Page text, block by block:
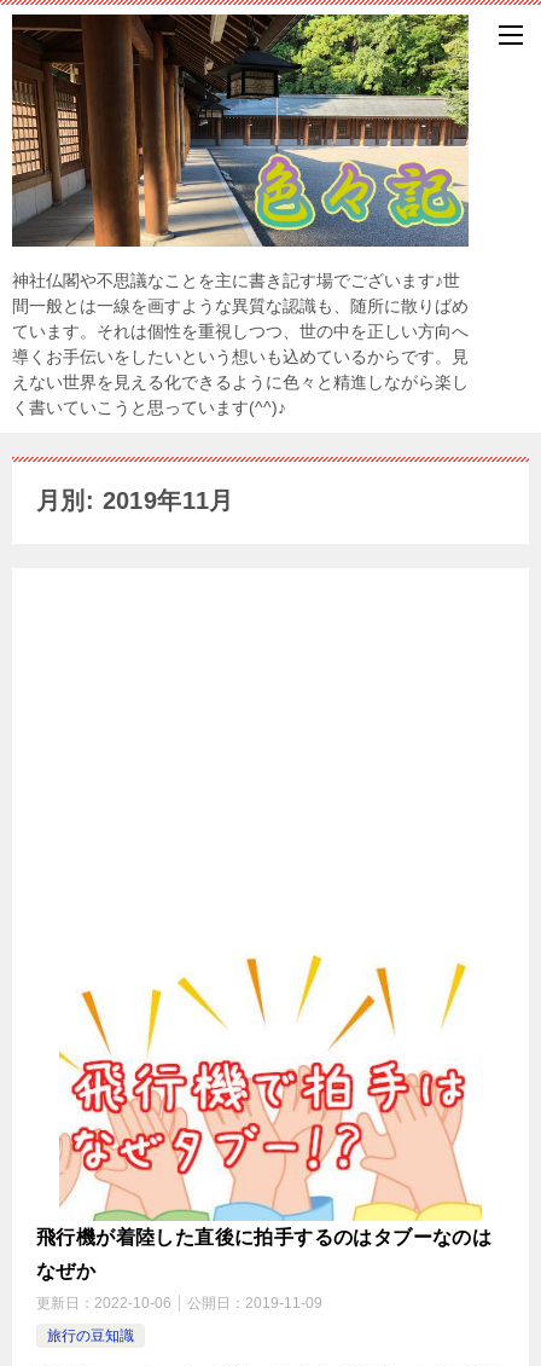
神社仏閣や不思議なことを主に書き記す場でございます♪世
間一般とは一線を画すような異質な認識も、随所に散りばめ
ています。それは個性を重視しつつ、世の中を正しい方向へ
導くお手伝いをしたいという想いも込めているからです。見
えない世界を見える化できるように色々と精進しながら楽し
く書いていこうと思っています(^^)♪
月別: 2019年11月
飛行機が着陸した直後に拍手するのはタブーなのは
なぜか
更新日： 2022-10-06 公開日： 2019-11-09
旅行の豆知識